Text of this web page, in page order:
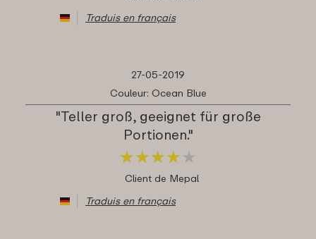
Traduis en français
27-05-2019
Couleur: Ocean Blue
"Teller groß, geeignet für große
Portionen."
★★★★ ★
★★★★ ★
Client de Mepal
Traduis en français